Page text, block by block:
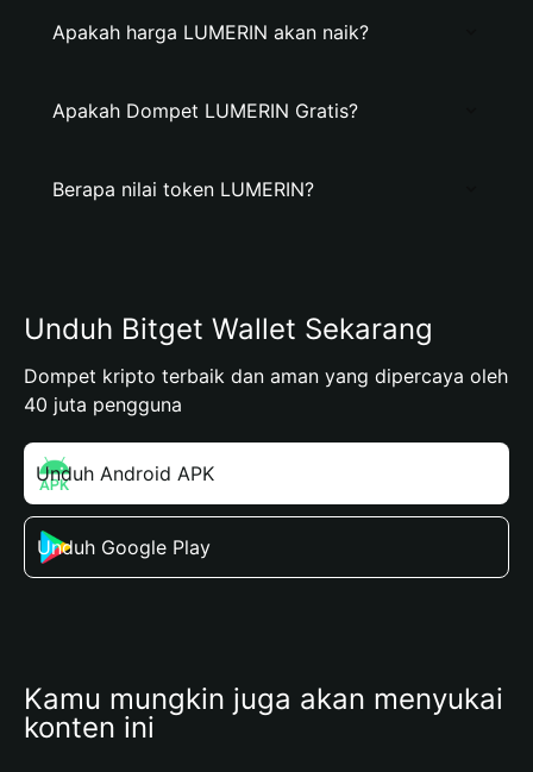
Apakah harga LUMERIN akan naik?
Apakah Dompet LUMERIN Gratis?
Berapa nilai token LUMERIN?
Unduh Bitget Wallet Sekarang
Dompet kripto terbaik dan aman yang dipercaya oleh
40 juta pengguna
Unduh Android APK
Unduh Google Play
Kamu mungkin juga akan menyukai
konten ini